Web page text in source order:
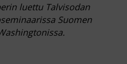
luettu Talvisodan
Suomen